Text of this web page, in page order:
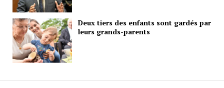
Deux tiers des enfants sont gardés par
leurs grands-parents